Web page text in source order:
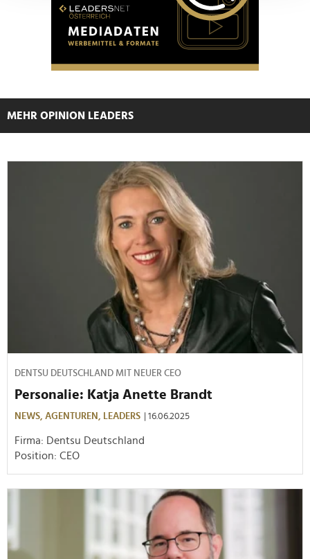
Abschnitt Einzelheiten
Wir verwenden Cookies, um Inhalte und Anzeigen zu
Verwendung unserer Website an unsere Partner für
weiteren Daten zusammen, die Sie ihnen bereitgestellt
haben oder die sie im Rahmen Ihrer Nutzung der Dienste
gesammelt haben.
MEHR OPINION LEADERS
DENTSU DEUTSCHLAND MIT NEUER CEO
Personalie: Katja Anette Brandt
NEWS, AGENTUREN, LEADERS | 16.06.2025
Firma: Dentsu Deutschland
Position: CEO